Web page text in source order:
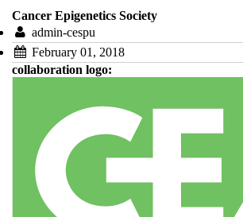
Cancer Epigenetics Society
admin-cespu
February 01, 2018
collaboration logo: